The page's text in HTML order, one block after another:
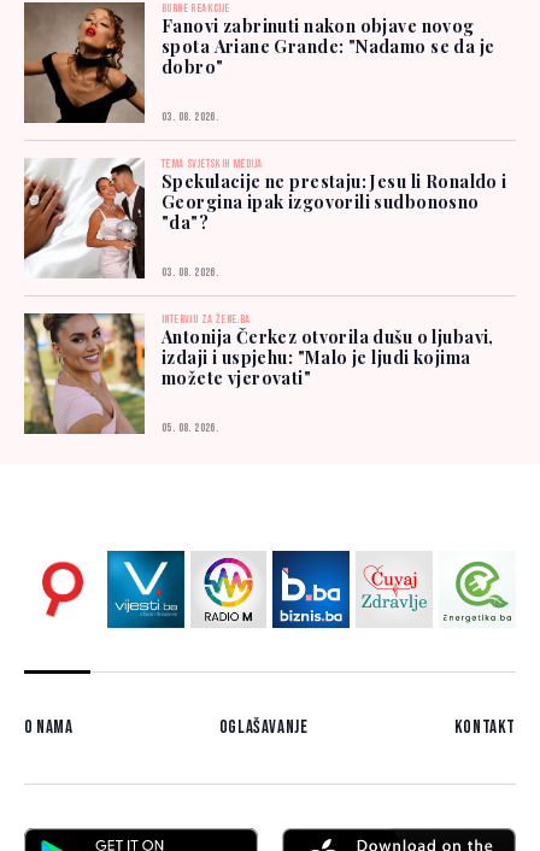
BURNE REAKCIJE
Fanovi zabrinuti nakon objave novog
spota Ariane Grande: "Nadamo se da je
dobro"
03. 08. 2026.
TEMA SVJETSKIH MEDIJA
Spekulacije ne prestaju: Jesu li Ronaldo i
Georgina ipak izgovorili sudbonosno
"da"?
03. 08. 2026.
INTERVJU ZA ŽENE.BA
Antonija Čerkez otvorila dušu o ljubavi,
izdaji i uspjehu: "Malo je ljudi kojima
možete vjerovati"
05. 08. 2026.
O nama Oglašavanje Kontakt